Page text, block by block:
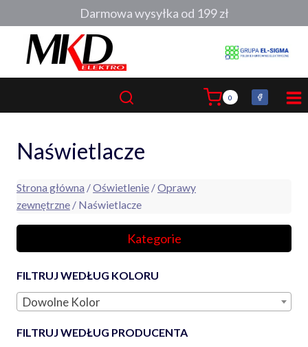
do
0
Naświetlacze
Strona główna /Oświetlenie /Oprawy
zewnętrzne / Naświetlacze
Kategorie
FILTRUJ WEDŁUG KOLORU
Dowolne Kolor
FILTRUJ WEDŁUG PRODUCENTA
Darmowa wysyłka od 199 zł